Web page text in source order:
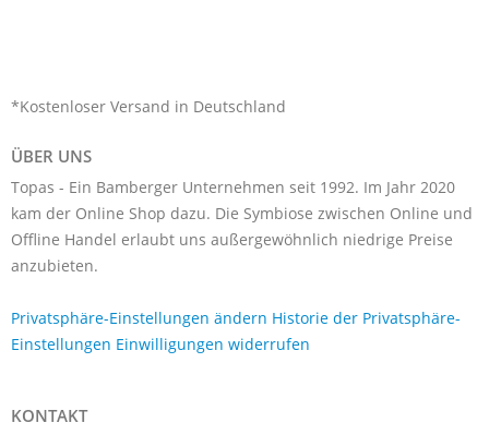
*Kostenloser Versand in Deutschland
ÜBER UNS
Topas - Ein Bamberger Unternehmen seit 1992. Im Jahr 2020
kam der Online Shop dazu. Die Symbiose zwischen Online und
Offline Handel erlaubt uns außergewöhnlich niedrige Preise
anzubieten.
Privatsphäre-Einstellungen ändern Historie der Privatsphäre-
Einstellungen Einwilligungen widerrufen
KONTAKT